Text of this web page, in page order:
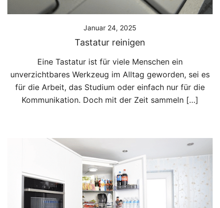
Januar 24, 2025
Tastatur reinigen
Eine Tastatur ist für viele Menschen ein
unverzichtbares Werkzeug im Alltag geworden, sei es
für die Arbeit, das Studium oder einfach nur für die
Kommunikation. Doch mit der Zeit sammeln […]